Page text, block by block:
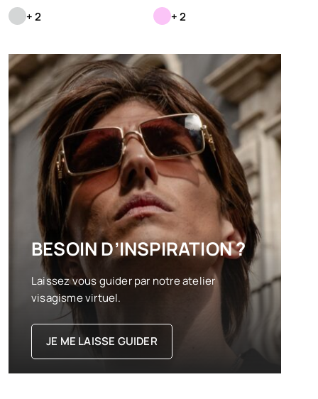
BESOIN D’INSPIRATION ?
Laissez vous guider par notre atelier
visagisme virtuel.
JE ME LAISSE GUIDER
+ 2 + 2